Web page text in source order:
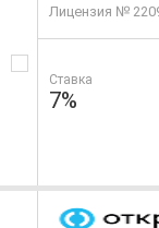
Лицензия №
Ставка
7%